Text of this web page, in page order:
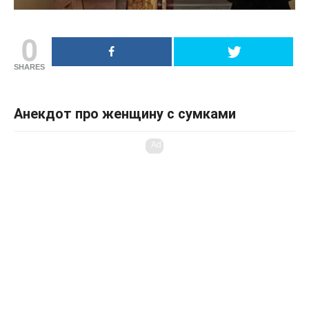
0
SHARES
Анекдот про женщину с сумками
Ad